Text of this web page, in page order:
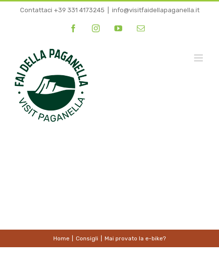
Contattaci +39 331 4173245 info@visitfaidellapaganella.it
FacebookInstagramYouTubeEmail
Home Consigli Mai provato la e-bike?